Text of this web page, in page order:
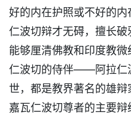
好的内在护照或不好的内
仁波切辩才无碍，擅长
能够厘清佛教和印度教
仁波切的侍伴——阿拉仁
世，都是教界著名的雄
嘉瓦仁波切尊者的主要